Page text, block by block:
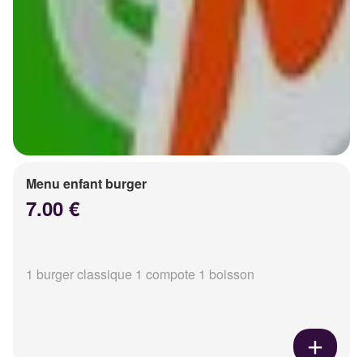
Menu enfant burger
7.00 €
1 burger classique 1 compote 1 boisson